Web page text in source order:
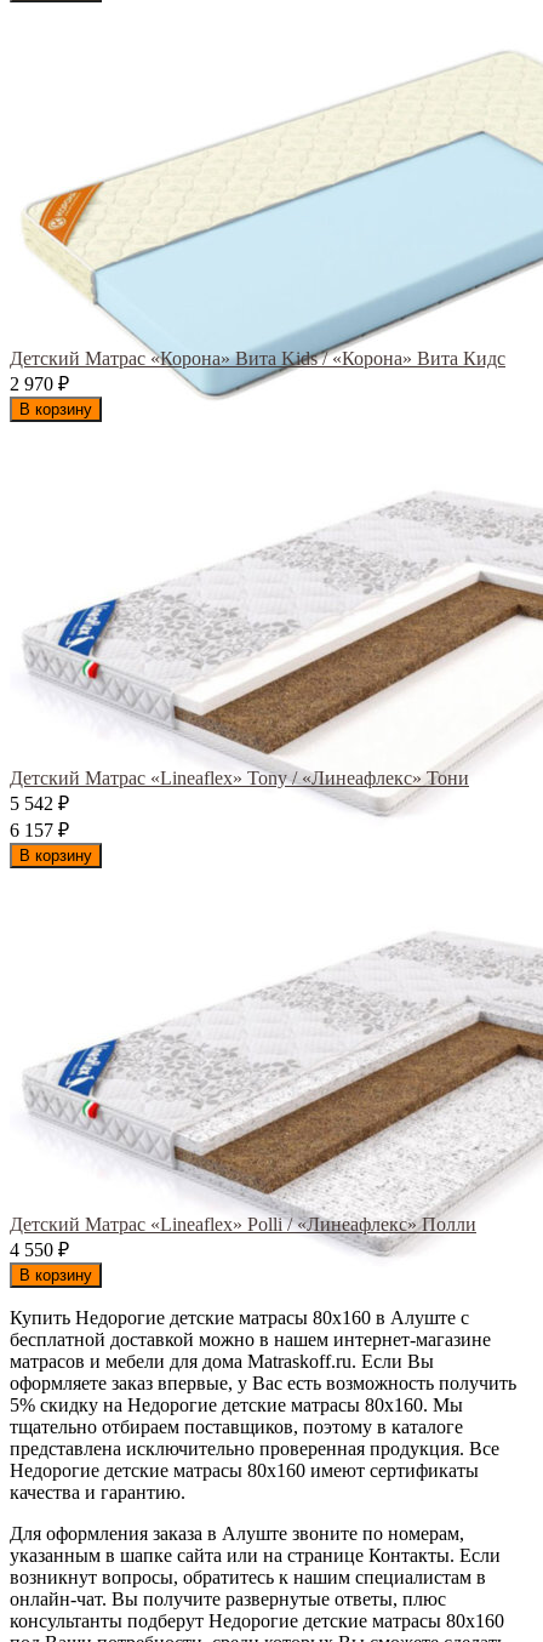
Детский Матрас «Корона» Вита Kids / «Корона» Вита Кидс
2 970 ₽
В корзину
Детский Матрас «Lineaflex» Tony / «Линеафлекс» Тони
5 542 ₽
6 157 ₽
В корзину
Детский Матрас «Lineaflex» Polli / «Линеафлекс» Полли
4 550 ₽
В корзину
Купить Недорогие детские матрасы 80х160 в Алуште с
бесплатной доставкой можно в нашем интернет-магазине
матрасов и мебели для дома Matraskoff.ru. Если Вы
оформляете заказ впервые, у Вас есть возможность получить
5% скидку на Недорогие детские матрасы 80х160. Мы
тщательно отбираем поставщиков, поэтому в каталоге
представлена исключительно проверенная продукция. Все
Недорогие детские матрасы 80х160 имеют сертификаты
качества и гарантию.
Для оформления заказа в Алуште звоните по номерам,
указанным в шапке сайта или на странице Контакты. Если
возникнут вопросы, обратитесь к нашим специалистам в
онлайн-чат. Вы получите развернутые ответы, плюс
консультанты подберут Недорогие детские матрасы 80х160